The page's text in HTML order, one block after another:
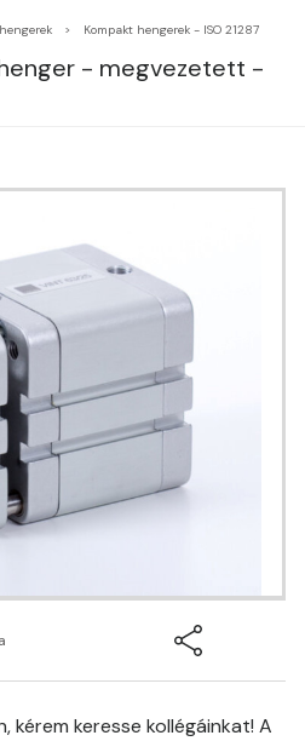
Kompakt hengerek - ISO 21287
henger - megvezetett -
kérem keresse kollégáinkat! A